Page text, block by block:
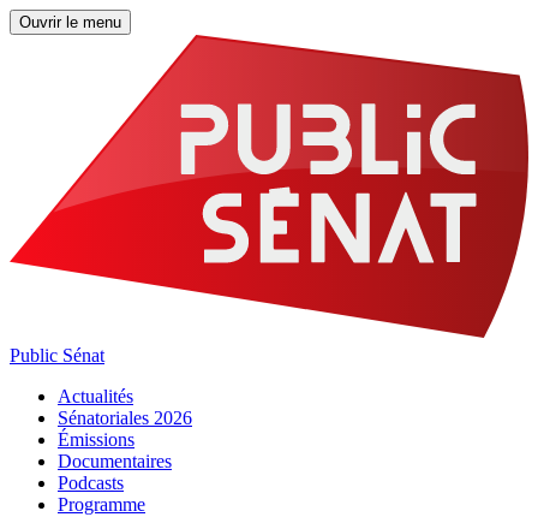
Ouvrir le menu
Public Sénat
Actualités
Sénatoriales 2026
Émissions
Documentaires
Podcasts
Programme